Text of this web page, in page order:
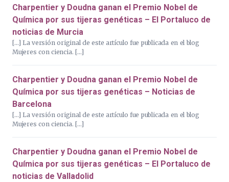
Charpentier y Doudna ganan el Premio Nobel de
Química por sus tijeras genéticas – El Portaluco de
noticias de Murcia
[…] La versión original de este artículo fue publicada en el blog
Mujeres con ciencia. […]
Charpentier y Doudna ganan el Premio Nobel de
Química por sus tijeras genéticas – Noticias de
Barcelona
[…] La versión original de este artículo fue publicada en el blog
Mujeres con ciencia. […]
Charpentier y Doudna ganan el Premio Nobel de
Química por sus tijeras genéticas – El Portaluco de
noticias de Valladolid